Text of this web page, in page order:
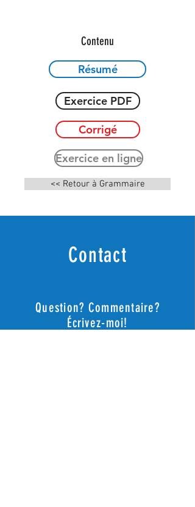
Contenu
Résumé
Exercice PDF
Corrigé
Exercice en ligne
<< Retour à Grammaire
Contact
Question? Commentaire?
Écrivez-moi!